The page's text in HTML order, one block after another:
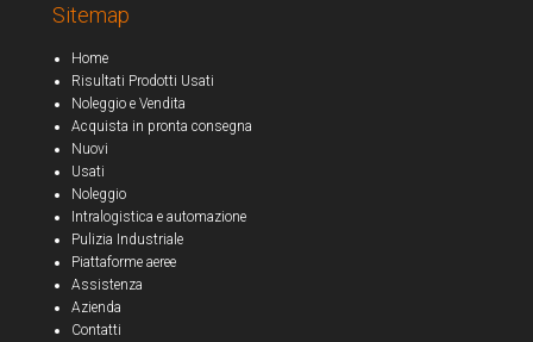
Sitemap
Home
Risultati Prodotti Usati
Noleggio e Vendita
Acquista in pronta consegna
Nuovi
Usati
Noleggio
Intralogistica e automazione
Pulizia Industriale
Piattaforme aeree
Assistenza
Azienda
Contatti